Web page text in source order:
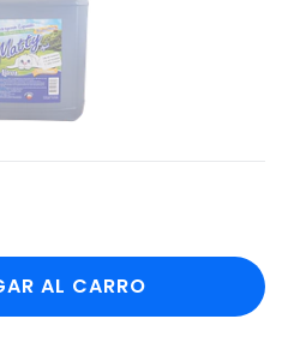
AL CARRO